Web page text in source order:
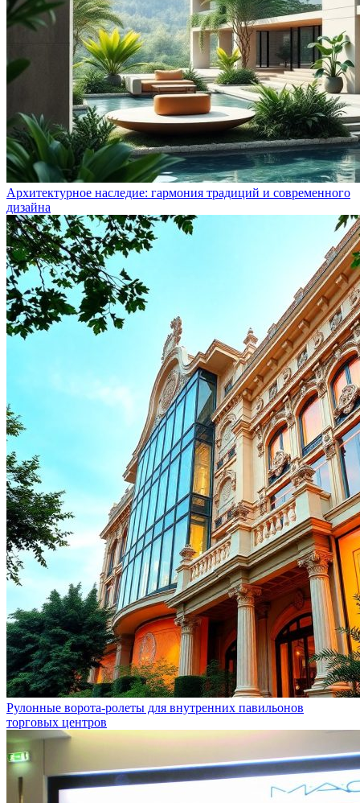
Архитектурное наследие: гармония традиций и современного
дизайна
Рулонные ворота-ролеты для внутренних павильонов
торговых центров